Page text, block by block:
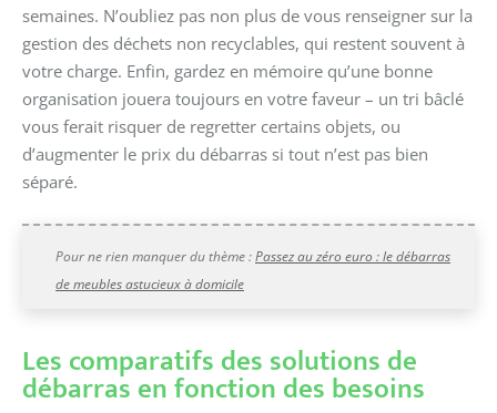
semaines. N’oubliez pas non plus de vous renseigner sur la
gestion des déchets non recyclables, qui restent souvent à
votre charge. Enfin, gardez en mémoire qu’une bonne
organisation jouera toujours en votre faveur – un tri bâclé
vous ferait risquer de regretter certains objets, ou
d’augmenter le prix du débarras si tout n’est pas bien
séparé.
Pour ne rien manquer du thème :Passez au zéro euro : le débarras
de meubles astucieux à domicile
Les comparatifs des solutions de
débarras en fonction des besoins